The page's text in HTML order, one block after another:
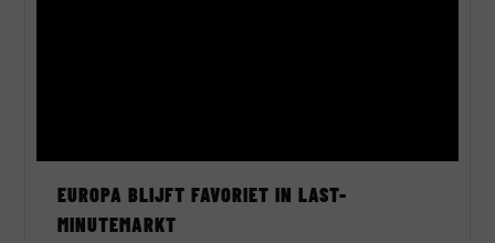
EUROPA BLIJFT FAVORIET IN LAST-
MINUTEMARKT